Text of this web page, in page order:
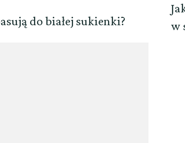
do białej sukienki?
w